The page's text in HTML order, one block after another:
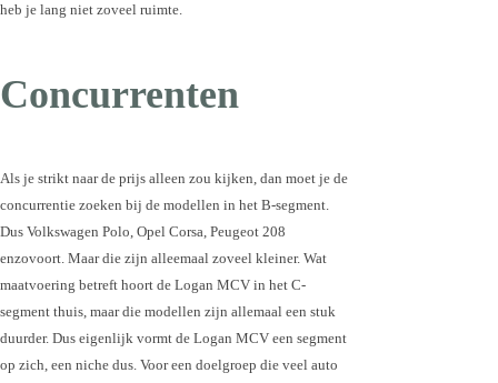
heb je lang niet zoveel ruimte.
Concurrenten
Als je strikt naar de prijs alleen zou kijken, dan moet je de
concurrentie zoeken bij de modellen in het B-segment.
Dus Volkswagen Polo, Opel Corsa, Peugeot 208
enzovoort. Maar die zijn alleemaal zoveel kleiner. Wat
maatvoering betreft hoort de Logan MCV in het C-
segment thuis, maar die modellen zijn allemaal een stuk
duurder. Dus eigenlijk vormt de Logan MCV een segment
op zich, een niche dus. Voor een doelgroep die veel auto